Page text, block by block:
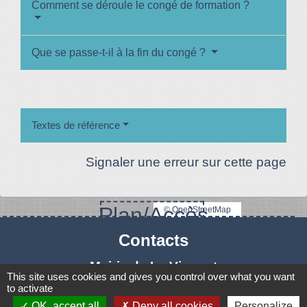
Comment se déroule le congé de formation ?
Que se passe-t-il à la fin du congé ?
Textes de référence
Signaler une erreur sur cette page
Plan/Accès
© OpenStreetMap
Contacts
Mairie de Le Vigeant
7, place Saint-Georges
This site uses cookies and gives you control over what you want
to activate